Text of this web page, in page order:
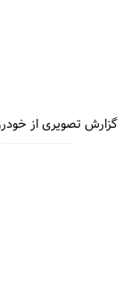
گزارش تصویری از